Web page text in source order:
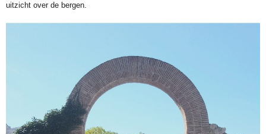
uitzicht over de bergen.